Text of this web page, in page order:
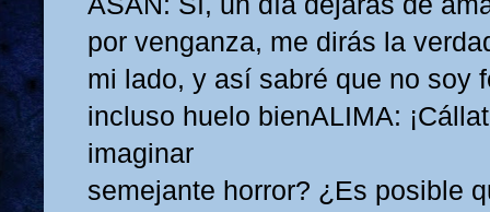
por venganza, me dirás la
mi lado, y así sabré que no soy
incluso huelo bienALIMA:
imaginar
semejante horror? ¿Es posible